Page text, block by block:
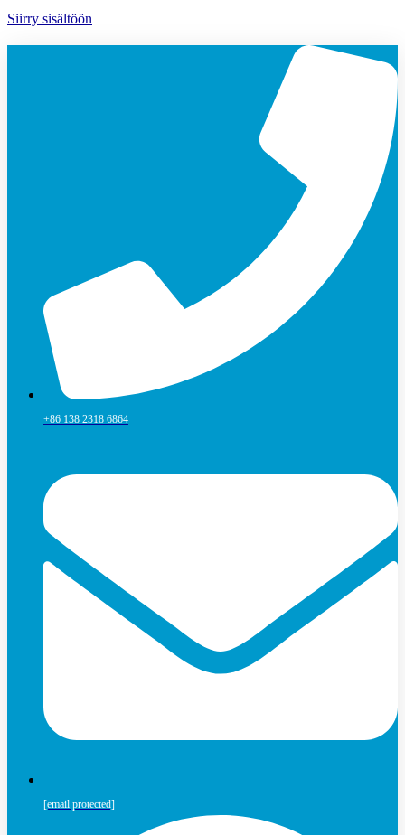
Siirry sisältöön
+86 138 2318 6864
[email protected]